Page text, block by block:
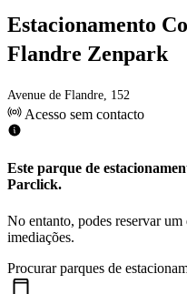
Estacionamento
Flandre Zenpark
Avenue de Flandre, 152
Acesso sem contacto
Este parque de
Parclick.
No entanto, podes reservar um
imediações.
Procurar parques de